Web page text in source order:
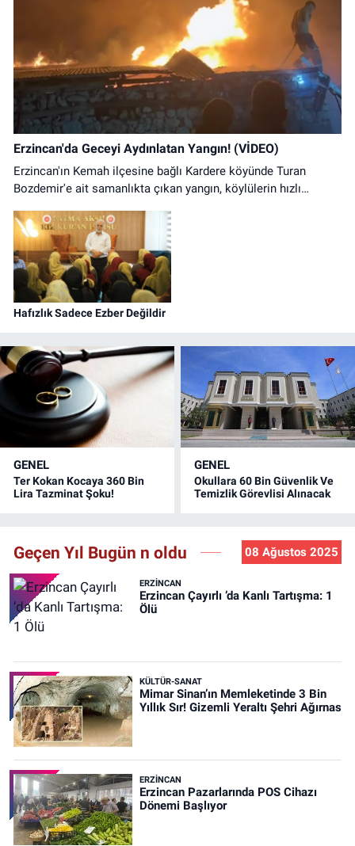
Erzincan'da Geceyi Aydınlatan Yangın! (VİDEO)
Erzincan'ın Kemah ilçesine bağlı Kardere köyünde Turan
Bozdemir'e ait samanlıkta çıkan yangın, köylülerin hızlı
yaşanmazken samanlıkta büyük çapta maddi hasar oluştu.
Hafızlık Sadece Ezber Değildir
GENEL
Ter Kokan Kocaya 360 Bin
Lira Tazminat Şoku!
GENEL
Okullara 60 Bin Güvenlik Ve
Temizlik Görevlisi Alınacak
Geçen Yıl Bugün n oldu 08 Ağustos 2025
ERZINCAN
Erzincan Çayırlı ’da Kanlı Tartışma: 1
Ölü
KÜLTÜR-SANAT
Mimar Sinan’ın Memleketinde 3 Bin
Yıllık Sır! Gizemli Yeraltı Şehri Ağırnas
ERZINCAN
Erzincan Pazarlarında POS Cihazı
Dönemi Başlıyor